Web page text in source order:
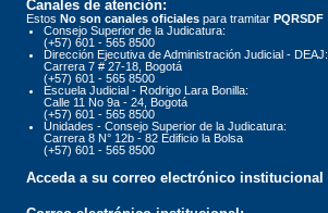
Canales de atención:
Estos No son canales oficiales para tramitar PQRSDF
Consejo Superior de la Judicatura:
(+57) 601 - 565 8500
Dirección Ejecutiva de Administración Judicial - DEAJ:
Carrera 7 # 27-18, Bogotá
(+57) 601 - 565 8500
Escuela Judicial - Rodrigo Lara Bonilla:
Calle 11 No 9a - 24, Bogotá
(+57) 601 - 565 8500
Unidades - Consejo Superior de la Judicatura:
Carrera 8 N° 12b - 82 Edificio la Bolsa
(+57) 601 - 565 8500
Acceda a su correo electrónico institucional